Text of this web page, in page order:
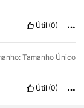
Útil (0)
Tamanho Único
Útil (0)